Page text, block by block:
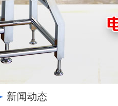
新闻动态